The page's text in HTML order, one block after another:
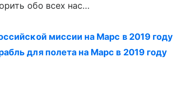
обо всех нас...
миссии на Марс в 2019 году
для полета на Марс в 2019 году